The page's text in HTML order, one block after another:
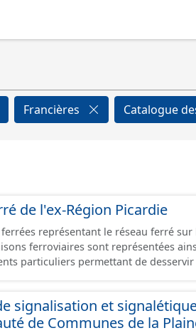
Francières Catalogue
de l'ex-Région Picardie
représentant le réseau ferré sur
ferroviaires sont représentées
particuliers permettant de
signalisation et
de Communes de la